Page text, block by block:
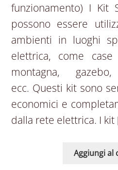
funzionamento) I Kit
possono essere
ambienti in luoghi
elettrica, come
montagna,
ecc. Questi kit sono
economici e
dalla rete elettrica. I
Aggiungi al